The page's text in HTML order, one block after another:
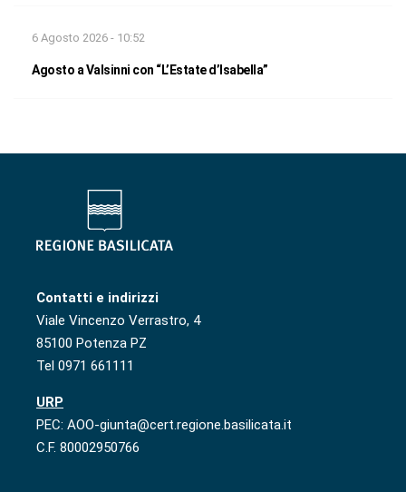
6 Agosto 2026 - 10:52
Agosto a Valsinni con “L’Estate d’Isabella”
Contatti e indirizzi
Viale Vincenzo Verrastro, 4
85100 Potenza PZ
Tel 0971 661111
URP
PEC: AOO-giunta@cert.regione.basilicata.it
C.F. 80002950766